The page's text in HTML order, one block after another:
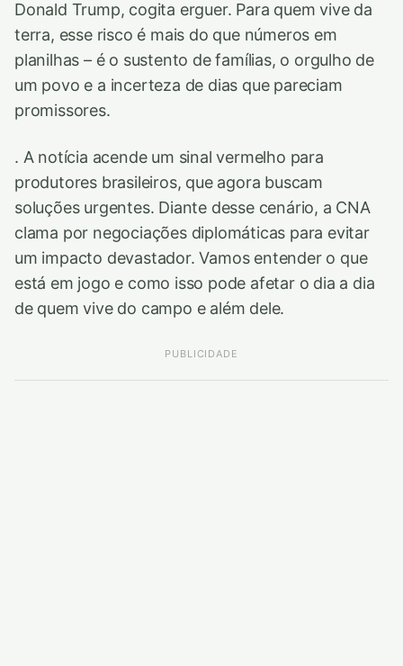
Donald Trump, cogita erguer. Para quem vive da
terra, esse risco é mais do que números em
planilhas – é o sustento de famílias, o orgulho de
um povo e a incerteza de dias que pareciam
promissores.
. A notícia acende um sinal vermelho para
produtores brasileiros, que agora buscam
soluções urgentes. Diante desse cenário, a CNA
clama por negociações diplomáticas para evitar
um impacto devastador. Vamos entender o que
está em jogo e como isso pode afetar o dia a dia
de quem vive do campo e além dele.
PUBLICIDADE